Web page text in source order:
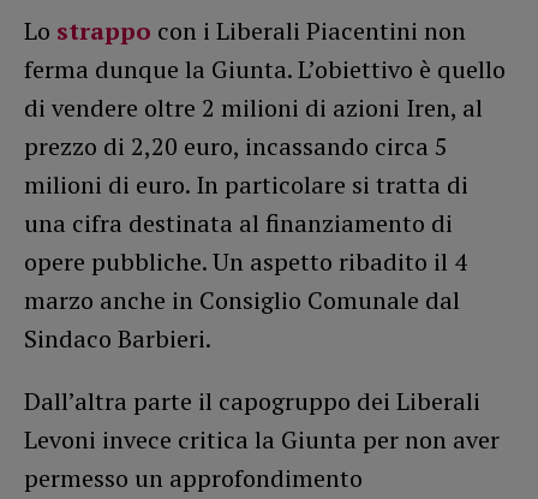
Lo strappo con i Liberali Piacentini non
ferma dunque la Giunta. L’obiettivo è quello
di vendere oltre 2 milioni di azioni Iren, al
prezzo di 2,20 euro, incassando circa 5
milioni di euro. In particolare si tratta di
una cifra destinata al finanziamento di
opere pubbliche. Un aspetto ribadito il 4
marzo anche in Consiglio Comunale dal
Sindaco Barbieri.
Dall’altra parte il capogruppo dei Liberali
Levoni invece critica la Giunta per non aver
permesso un approfondimento